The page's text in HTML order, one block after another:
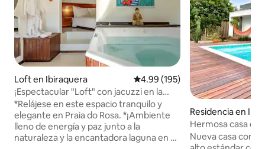
Loft en Ibiraquera Calificación promedio: 4.99 de
4.99 (195)
¡Espectacular "Loft" con jacuzzi en la
playa de Rosa!
*Relájese en este espacio tranquilo y
elegante en Praia do Rosa. *¡Ambiente
lleno de energía y paz junto a la
naturaleza y la encantadora laguna en el
Residencia en
Hermosa casa
en Frontlake
Nueva casa con